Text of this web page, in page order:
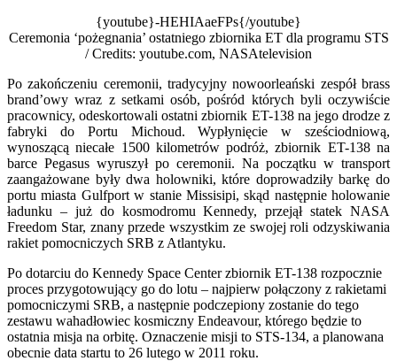
{youtube}-HEHIAaeFPs{/youtube}
Ceremonia ‘pożegnania’ ostatniego zbiornika ET dla programu STS
/ Credits: youtube.com, NASAtelevision
Po zakończeniu ceremonii, tradycyjny nowoorleański zespół brass
brand’owy wraz z setkami osób, pośród których byli oczywiście
pracownicy, odeskortowali ostatni zbiornik ET-138 na jego drodze z
fabryki do Portu Michoud. Wypłynięcie w sześciodniową,
wynoszącą niecałe 1500 kilometrów podróż, zbiornik ET-138 na
barce Pegasus wyruszył po ceremonii. Na początku w transport
zaangażowane były dwa holowniki, które doprowadziły barkę do
portu miasta Gulfport w stanie Missisipi, skąd następnie holowanie
ładunku – już do kosmodromu Kennedy, przejął statek NASA
Freedom Star, znany przede wszystkim ze swojej roli odzyskiwania
rakiet pomocniczych SRB z Atlantyku.
Po dotarciu do Kennedy Space Center zbiornik ET-138 rozpocznie
proces przygotowujący go do lotu – najpierw połączony z rakietami
pomocniczymi SRB, a następnie podczepiony zostanie do tego
zestawu wahadłowiec kosmiczny Endeavour, którego będzie to
ostatnia misja na orbitę. Oznaczenie misji to STS-134, a planowana
obecnie data startu to 26 lutego w 2011 roku.